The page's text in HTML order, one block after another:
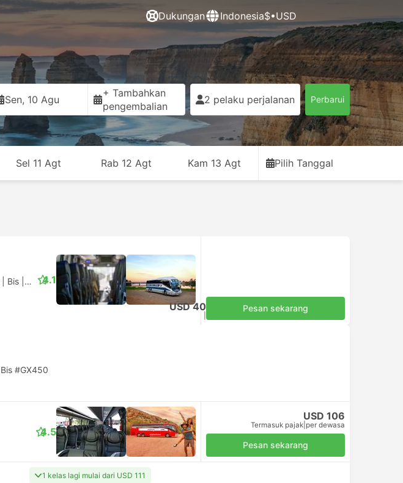
Dukungan Indonesia$•USD
Sen, 10 Agu
+ Tambahkan
pengembalian
2 pelaku perjalanan Perbarui
Sel 11 Agt Rab 12 Agt Kam 13 Agt Pilih Tanggal
Bis Lokal4.1
USD 40 Pesan sekarang
Bis #GX450
4.5
USD 106
Termasuk pajak per dewasa
Pesan sekarang
1 kelas lagi mulai dari USD 111